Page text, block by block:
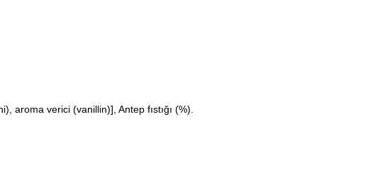
aroma verici (vanillin)], Antep fıstığı (%).